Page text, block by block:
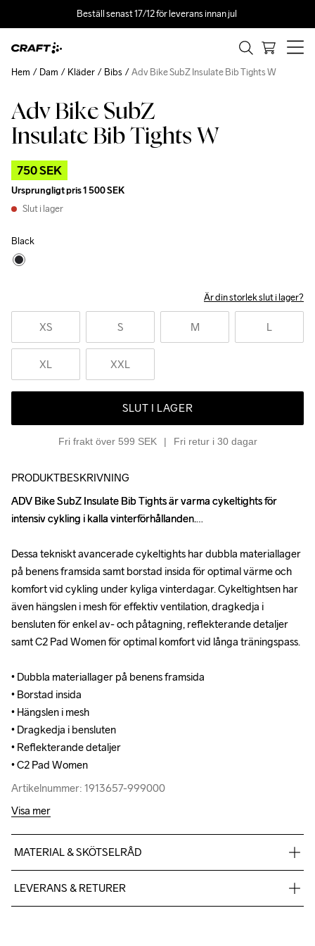
Beställ senast 17/12 för leverans innan jul
Adv Bike SubZ
Insulate Bib Tights W
750 SEK
Ursprungligt pris1 500 SEK
Slut i lager
Black
Är din storlek slut i lager?
XS S M L
XL XXL
SLUT I LAGER
Fri frakt över 599 SEK Fri retur i 30 dagar
Hem Dam Kläder Bibs Adv Bike SubZ Insulate Bib Tights W
Outlet
PRODUKTBESKRIVNING
ADV Bike SubZ Insulate Bib Tights är varma cykeltights för
intensiv cykling i kalla vinterförhållanden.
Dessa tekniskt avancerade cykeltights har dubbla materiallager
på benens framsida samt borstad insida för optimal värme och
komfort vid cykling under kyliga vinterdagar. Cykeltightsen har
även hängslen i mesh för effektiv ventilation, dragkedja i
bensluten för enkel av- och påtagning, reflekterande detaljer
samt C2 Pad Women för optimal komfort vid långa träningspass.
• Dubbla materiallager på benens framsida
• Borstad insida
• Hängslen i mesh
• Dragkedja i bensluten
• Reflekterande detaljer
• C2 Pad Women
Artikelnummer: 1913657-999000
ADV Bike SubZ Insulate Bib Tights är varma cykeltights för
intensiv cykling i kalla vinterförhållanden.
Dessa tekniskt avancerade cykeltights har dubbla materiallager
på benens framsida samt borstad insida för optimal värme och
komfort vid cykling under kyliga vinterdagar. Cykeltightsen har
även hängslen i mesh för effektiv ventilation, dragkedja i
bensluten för enkel av- och påtagning, reflekterande detaljer
samt C2 Pad Women för optimal komfort vid långa träningspass.
• Dubbla materiallager på benens framsida
• Borstad insida
• Hängslen i mesh
• Dragkedja i bensluten
• Reflekterande detaljer
• C2 Pad Women
Artikelnummer: 1913657-999000
Visa mer
MATERIAL & SKÖTSELRÅD
Body: 95% Polyester - Recycled, 5% Elastane
LEVERANS & RETURER